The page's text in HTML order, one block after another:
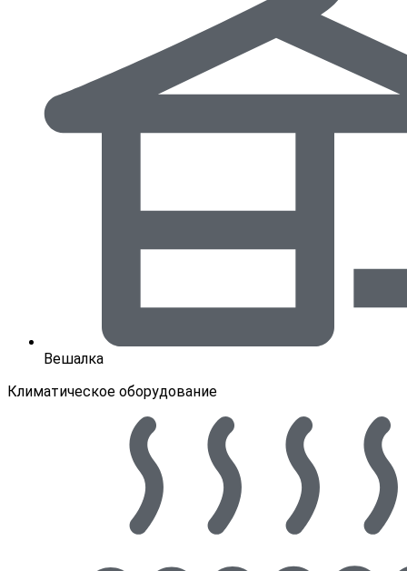
Вешалка
Климатическое оборудование